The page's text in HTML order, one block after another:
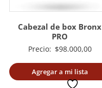
Cabezal de box Bronx
PRO
Precio: $98.000,00
Agregar a mi lista